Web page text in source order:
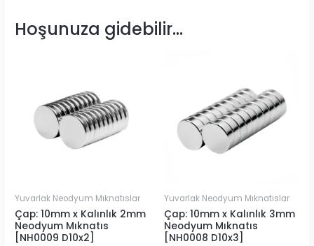
Hoşunuza gidebilir…
Yuvarlak Neodyum Mıknatıslar
Çap: 10mm x Kalınlık 2mm
Neodyum Mıknatıs
[NH0009 D10x2]
Yuvarlak Neodyum Mıknatıslar
Çap: 10mm x Kalınlık 3mm
Neodyum Mıknatıs
[NH0008 D10x3]